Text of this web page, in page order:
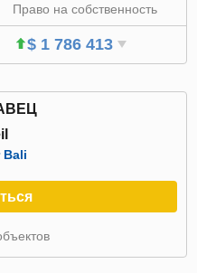
Право на собственность
$ 1 786 413
Bali